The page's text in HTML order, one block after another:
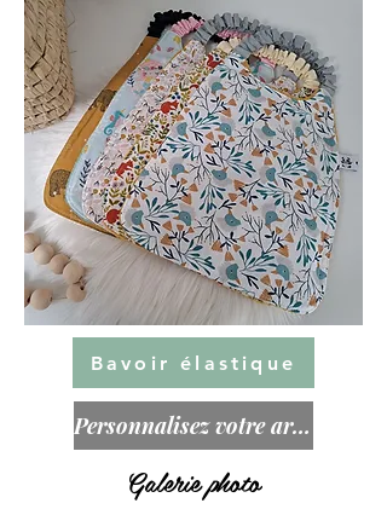
Bavoir élastique
Personnalisez votre article!
Galerie photo